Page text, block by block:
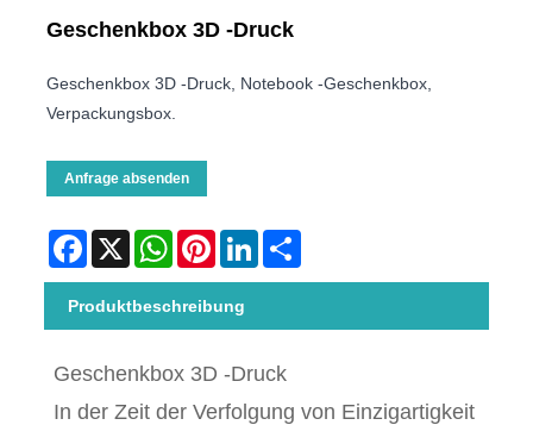
Geschenkbox 3D -Druck
Geschenkbox 3D -Druck, Notebook -Geschenkbox,
Verpackungsbox.
Anfrage absenden
Facebook
X WhatsAppPinterestLinkedIn
Produktbeschreibung
Geschenkbox 3D -Druck
In der Zeit der Verfolgung von Einzigartigkeit